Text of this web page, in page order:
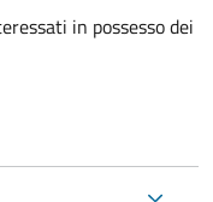
in possesso dei